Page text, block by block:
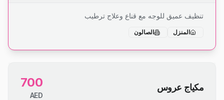
تنظيف عميق للوجه مع قناع وعلاج ترطيب
المنزل الصالون
مكياج عروس 700
AED